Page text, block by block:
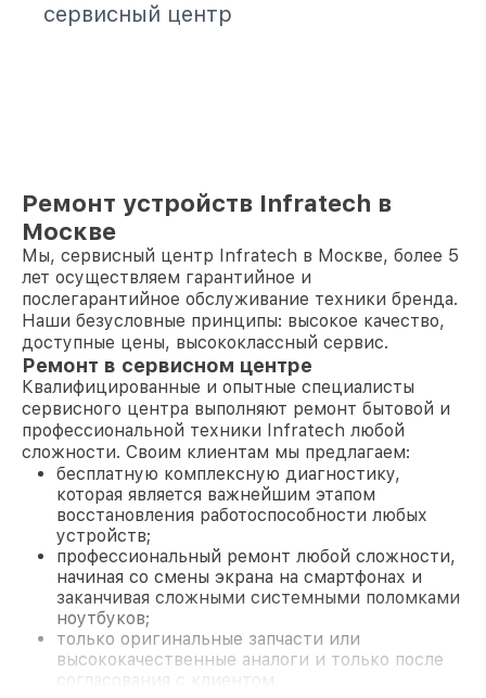
сервисный центр
Ремонт устройств Infratech в
Москве
Мы, сервисный центр Infratech в Москве, более 5
лет осуществляем гарантийное и
послегарантийное обслуживание техники бренда.
Наши безусловные принципы: высокое качество,
доступные цены, высококлассный сервис.
Ремонт в сервисном центре
Квалифицированные и опытные специалисты
сервисного центра выполняют ремонт бытовой и
профессиональной техники Infratech любой
сложности. Своим клиентам мы предлагаем:
бесплатную комплексную диагностику,
которая является важнейшим этапом
восстановления работоспособности любых
устройств;
профессиональный ремонт любой сложности,
начиная со смены экрана на смартфонах и
заканчивая сложными системными поломками
ноутбуков;
только оригинальные запчасти или
высококачественные аналоги и только после
согласования с клиентом.